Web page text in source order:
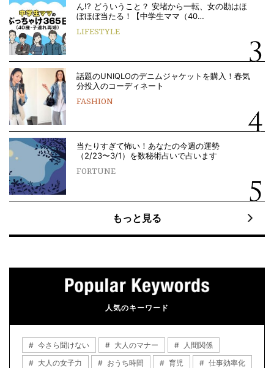
ん!? どういうこと？ 安堵から一転、女の勘はほ
ぼほぼ当たる！【中学生ママ（40…
LIFESTYLE
話題のUNIQLOのデニムジャケットを購入！春気
分投入のコーディネート
FASHION
当たりすぎて怖い！あなたの今週の運勢
（2/23〜3/1）を数秘術占いで占います
FORTUNE
もっと見る
人気のキーワード
今さら聞けない 大人のマナー
人間関係
大人の女子力
おうち時間 育児
仕事効率化